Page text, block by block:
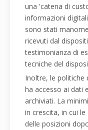
una 'catena di
informazioni
sono stati
ricevuti dal
testimonianza di
tecniche del
Inoltre, le politiche
ha accesso ai dati
archiviati. La
in crescita, in cui
delle posizioni